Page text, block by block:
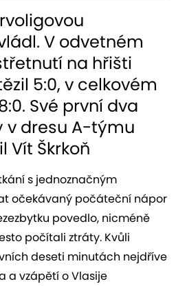
V odvetném
na hřišti
5:0, v celkovém
Své první dva
v dresu A-týmu
Vít Škrkoň
s jednoznačným
očekávaný počáteční nápor
povedlo, nicméně
počítali ztráty. Kvůli
deseti minutách nejdříve
a vzápětí o Vlasije